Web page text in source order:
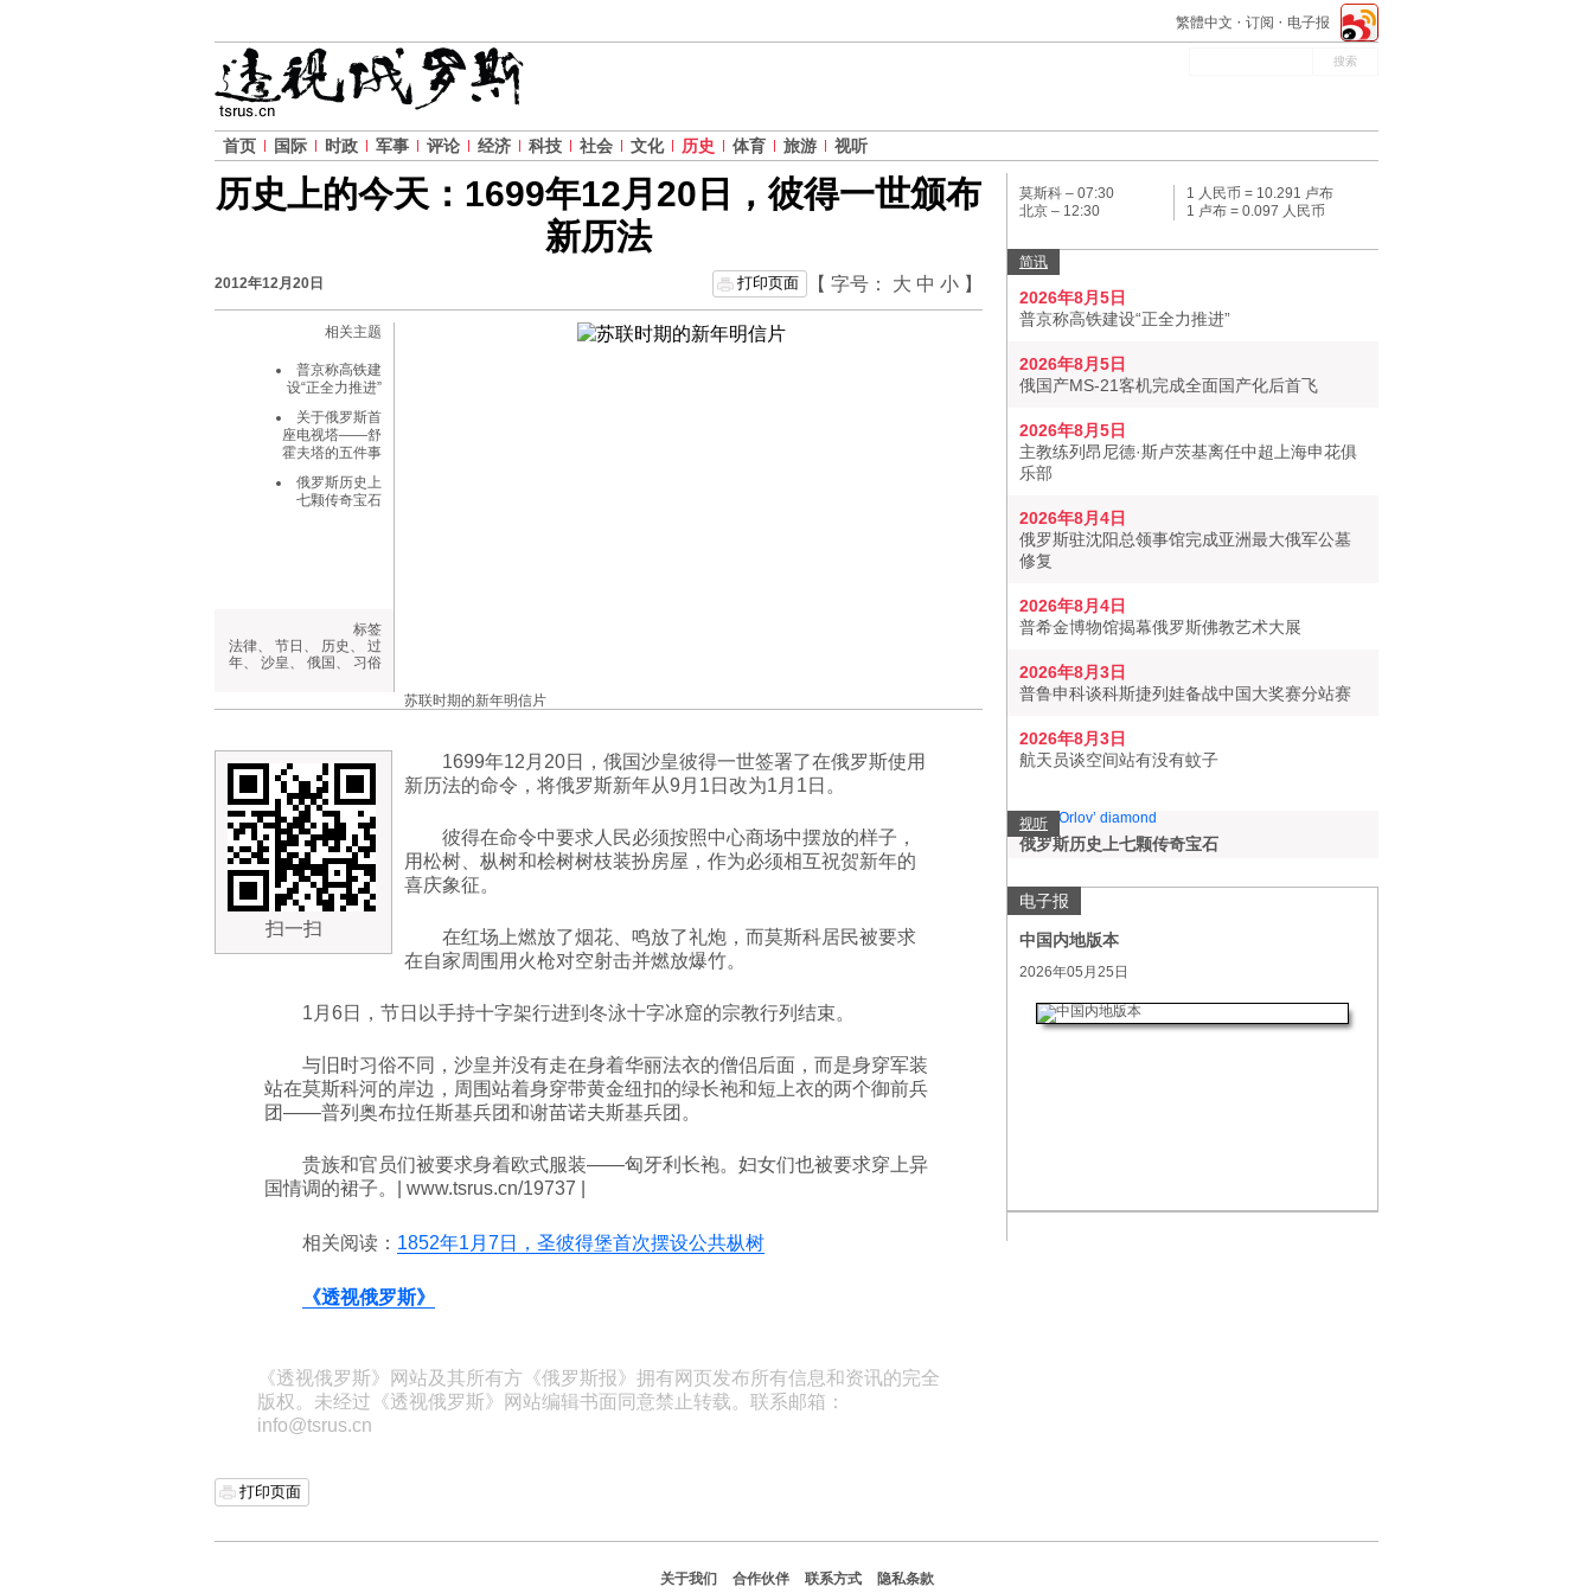
繁體中文 订阅 电子报
首页 国际 时政 军事 评论 经济 科技 社会 文化 历史 体育 旅游 视听
历史上的今天：1699年12月20日，彼得一世颁布
新历法
2012年12月20日 【 字号： 大 中 小 】
打印页面
相关主题
普京称高铁建
设“正全力推进”
关于俄罗斯首
座电视塔——舒
霍夫塔的五件事
俄罗斯历史上
七颗传奇宝石
标签
法律、 节日 、 历史 、 过
年、 沙皇、 俄国 、 习俗
苏联时期的新年明信片
扫一扫
1699年12月20日，俄国沙皇彼得一世签署了在俄罗斯使用
新历法的命令，将俄罗斯新年从9月1日改为1月1日。
彼得在命令中要求人民必须按照中心商场中摆放的样子，
用松树、枞树和桧树树枝装扮房屋，作为必须相互祝贺新年的
喜庆象征。
在红场上燃放了烟花、鸣放了礼炮，而莫斯科居民被要求
在自家周围用火枪对空射击并燃放爆竹。
1月6日，节日以手持十字架行进到冬泳十字冰窟的宗教行列结束。
与旧时习俗不同，沙皇并没有走在身着华丽法衣的僧侣后面，而是身穿军装
站在莫斯科河的岸边，周围站着身穿带黄金纽扣的绿长袍和短上衣的两个御前兵
团——普列奥布拉任斯基兵团和谢苗诺夫斯基兵团。
贵族和官员们被要求身着欧式服装——匈牙利长袍。妇女们也被要求穿上异
国情调的裙子。| www.tsrus.cn/19737 |
相关阅读： 1852年1月7日，圣彼得堡首次摆设公共枞树
《透视俄罗斯》
《透视俄罗斯》网站及其所有方《俄罗斯报》拥有网页发布所有信息和资讯的完全
版权。未经过《透视俄罗斯》网站编辑书面同意禁止转载。联系邮箱：
info@tsrus.cn
打印页面
莫斯科 – 07:30
北京 – 12:30
1 人民币 = 10.291 卢布
1 卢布 = 0.097 人民币
简讯
2026年8月5日
普京称高铁建设“正全力推进”
2026年8月5日
俄国产MS-21客机完成全面国产化后首飞
2026年8月5日
主教练列昂尼德·斯卢茨基离任中超上海申花俱
乐部
2026年8月4日
俄罗斯驻沈阳总领事馆完成亚洲最大俄军公墓
修复
2026年8月4日
普希金博物馆揭幕俄罗斯佛教艺术大展
2026年8月3日
普鲁申科谈科斯捷列娃备战中国大奖赛分站赛
2026年8月3日
航天员谈空间站有没有蚊子
视听
俄罗斯历史上七颗传奇宝石
电子报
中国内地版本
2026年05月25日
关于我们 合作伙伴 联系方式 隐私条款